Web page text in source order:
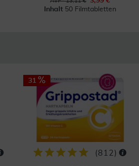
Inhalt 50 Filmtabletten
31
(812 )